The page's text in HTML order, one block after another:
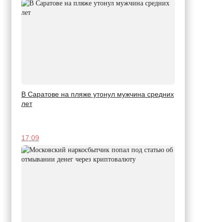
В Саратове на пляже утонул мужчина средних
лет
17:09